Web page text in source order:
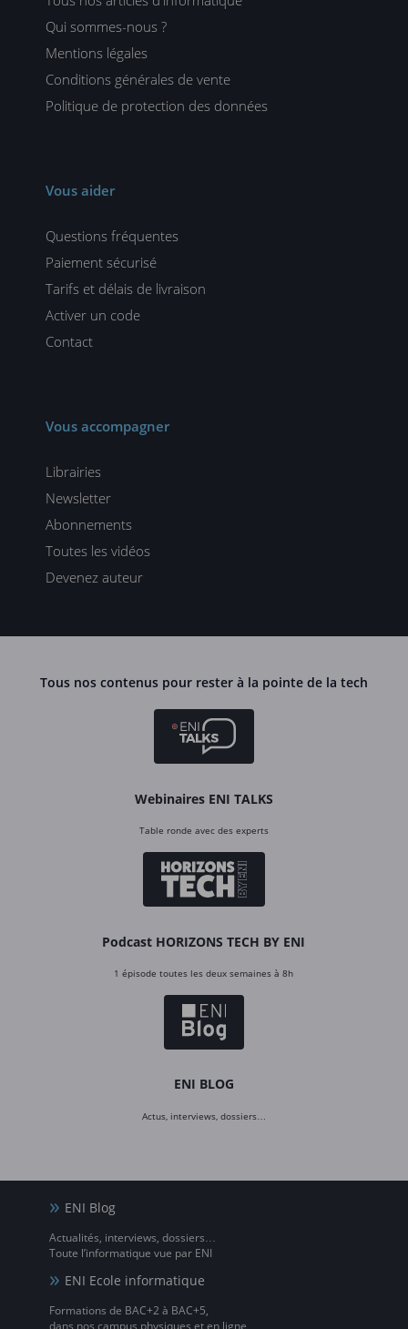
Qui sommes-nous ?
Mentions légales
Conditions générales de vente
Politique de protection des données
Vous aider
Questions fréquentes
Paiement sécurisé
Tarifs et délais de livraison
Activer un code
Contact
Vous accompagner
Librairies
Newsletter
Abonnements
Toutes les vidéos
Devenez auteur
Tous nos contenus pour rester à la pointe de la tech
Webinaires ENI TALKS
Table ronde avec des experts
Podcast HORIZONS TECH BY ENI
1 épisode toutes les deux semaines à 8h
ENI BLOG
Actus, interviews, dossiers…
ENI Blog
Actualités, interviews, dossiers…
Toute l’informatique vue par ENI
ENI Ecole informatique
Formations de BAC+2 à BAC+5,
dans nos campus physiques et en ligne